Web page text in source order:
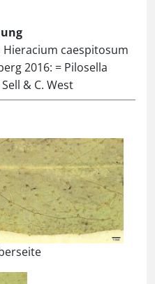
caespitosum
2016: = Pilosella
& C. West